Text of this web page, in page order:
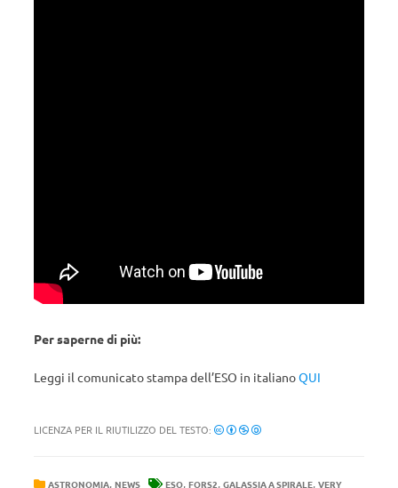
Per saperne di più:
Leggi il comunicato stampa dell’ESO in italianoQUI
LICENZA PER IL RIUTILIZZO DEL TESTO:
ASTRONOMIA, NEWS ESO, FORS2, GALASSIA A SPIRALE, VERY